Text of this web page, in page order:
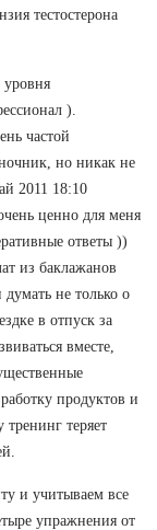
тестостерона
уровня
).
частой
но никак не
2011 18:10
ценно для меня
ответы ))
из баклажанов
не только о
в отпуск за
вместе,
продуктов и
теряет
и учитываем все
упражнения от